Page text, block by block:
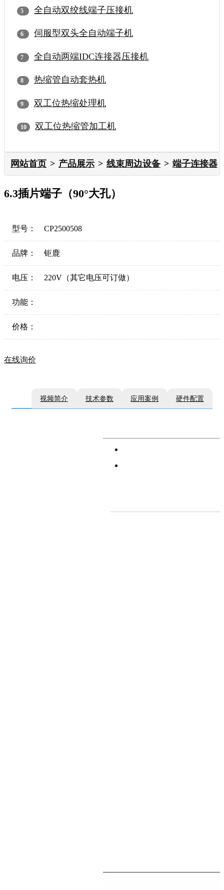
全自动双绞线端子压接机
伺服型双头全自动端子机
全自动两端IDC连接器压接机
热缩管自动套热机
双工位热缩处理机
双工位热缩管加工机
网站首页 产品展示 线束周边设备 端子连接器
6.3插片端子（90°大孔）
型号： CP2500508
品牌： 钜鹿
电压： 220V（其它电压可订做）
功能：
价格：
在线询价
视频简介 技术参数 应用案例 硬件配置